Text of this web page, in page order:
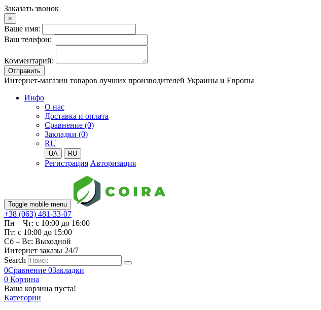
Заказать звонок
×
Ваше имя:
Ваш телефон:
Комментарий:
Отправить
Интернет-магазин товаров лучших производителей Украины и Европы
Инфо
О нас
Доставка и оплата
Сравнение (0)
Закладки (0)
RU
UA RU
Регистрация Авторизация
Toggle mobile menu
+38 (063) 481-33-07
Пн – Чт: с 10:00 до 16:00
Пт: с 10:00 до 15:00
Сб – Вс: Выходной
Интернет заказы 24/7
Search
0Сравнение 0Закладки
0 Корзина
Ваша корзина пуста!
Категории